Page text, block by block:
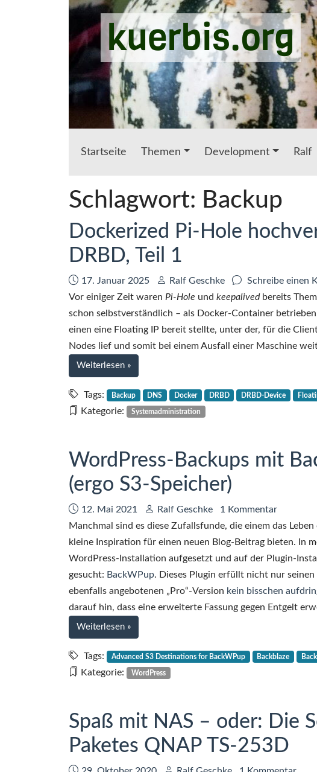
Zum Hauptinhalt springenkuerbis.org
Startseite Themen Development Ralf
Schlagwort: Backup
Dockerized Pi-Hole
DRBD, Teil 1
Datum:
17. Januar 2025 Autor:
Ralf Geschke Schreibe einen
Vor einiger Zeit waren Pi-Hole und keepalivedbereits
schon selbstverständlich – als Docker-Container
einen eine Floating IP bereit stellte, unter der, für die
Nodes lief und somit bei einem Ausfall einer Maschine
Weiterlesen bei
Dockerized
Pi-
Hole
keepalived
und
DRBD,
1
»
Tags: Backup DNS Docker DRBD DRBD-Device
Kategorie: Systemadministration
WordPress-Backups mit
(ergo S3-Speicher)
Datum:
12. Mai 2021 Autor:
Ralf Geschke
1 Kommentar
Manchmal sind es diese Zufallsfunde, die einem das
kleine Inspiration für einen neuen Blog-Beitrag bieten. In
WordPress-Installation aufgesetzt und auf der Plugin-
gesucht: BackWPup. Dieses Plugin erfüllt nicht nur
ebenfalls angebotenen „Pro“-Version kein bisschen
darauf hin, dass eine erweiterte Fassung gegen Entgelt
Weiterlesen bei
WordPress-
Backups
mit
Backblaze
B2
(ergo
»
Tags: Advanced S3 Destinations for BackWPup Backblaze
Kategorie: WordPress
Spaß mit NAS – oder: Die
Paketes QNAP TS-253D